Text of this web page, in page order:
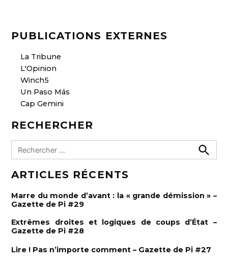
PUBLICATIONS EXTERNES
La Tribune
L'Opinion
Winch5
Un Paso Más
Cap Gemini
RECHERCHER
e
h
e
r
h
r
R
r
c
r
ARTICLES RÉCENTS
Marre du monde d’avant : la « grande démission » –
Gazette de Pi #29
Extrêmes droites et logiques de coups d’État –
Gazette de Pi #28
Lire ! Pas n’importe comment – Gazette de Pi #27